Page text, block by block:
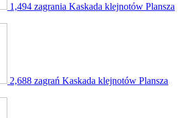
1,494 zagrania Kaskada klejnotów Plansza
2,688 zagrań Kaskada klejnotów Plansza